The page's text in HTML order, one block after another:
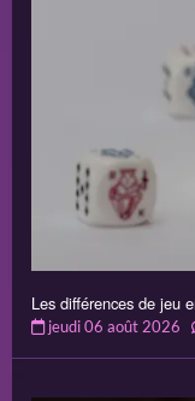
Les différences de jeu
jeudi 06 août 2026